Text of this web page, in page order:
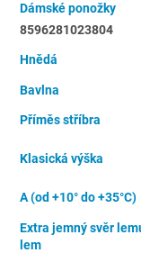
Dámské ponožky
8596281023804
Hnědá
Bavlna
Příměs stříbra
Klasická výška
A (od +10° do +35°C)
Extra jemný svěr
lem